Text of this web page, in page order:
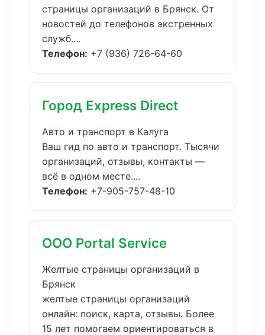
страницы организаций в Брянск. От
новостей до телефонов экстренных
служб....
Телефон: +7 (936) 726-64-60
Город Express Direct
Авто и транспорт в Калуга
Ваш гид по авто и транспорт. Тысячи
организаций, отзывы, контакты —
всё в одном месте....
Телефон: +7-905-757-48-10
ООО Portal Service
Желтые страницы организаций в
Брянск
желтые страницы организаций
онлайн: поиск, карта, отзывы. Более
15 лет помогаем ориентироваться в